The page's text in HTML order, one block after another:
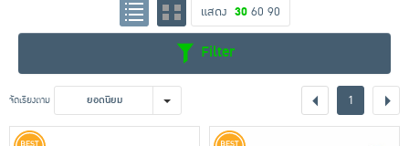
เครื่องปรุงรสและของแห้ง
ขนมขบเคี้ยว และช็อคโกแลต
แสดง 30 60 90
Filter
จัดเรียงตาม ยอดนิยม 1